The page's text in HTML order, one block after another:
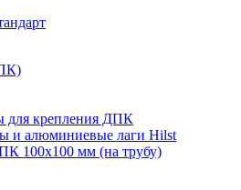
для крепления ДПК
и алюминиевые лаги Hilst
100х100 мм (на трубу)